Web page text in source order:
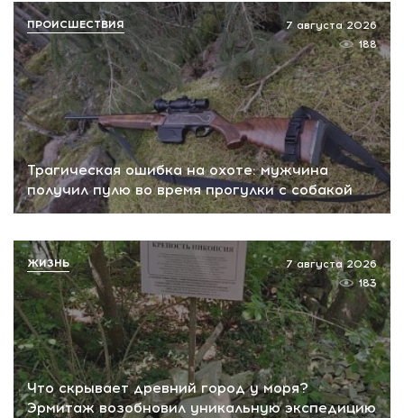
Трагическая ошибка на охоте: мужчина
получил пулю во время прогулки с собакой
7 августа 2026
188
ПРОИСШЕСТВИЯ
Что скрывает древний город у моря?
Эрмитаж возобновил уникальную экспедицию
7 августа 2026
183
ЖИЗНЬ